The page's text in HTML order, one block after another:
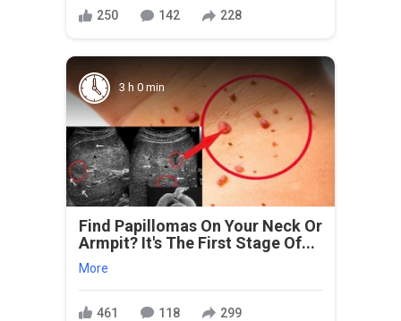
250 142 228
3 h 0 min
Find Papillomas On Your Neck Or
Armpit? It's The First Stage Of...
More
461 118 299